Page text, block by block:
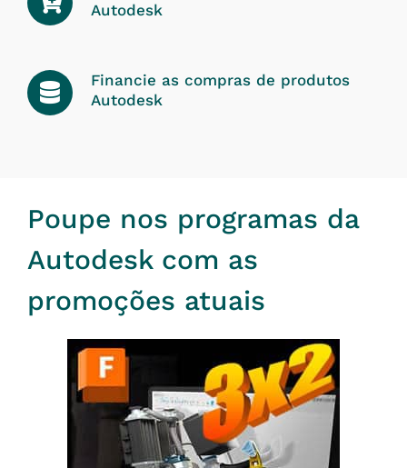
Autodesk
Financie as compras de produtos
Autodesk
Poupe nos programas da
Autodesk com as
promoções atuais